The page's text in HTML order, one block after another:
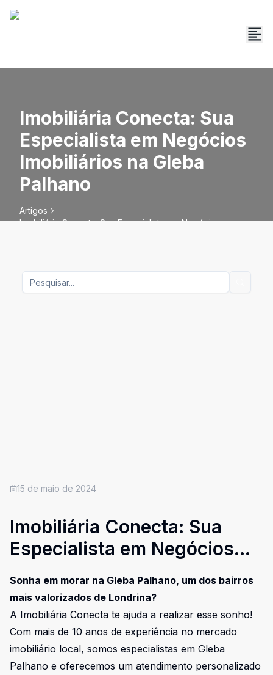
Imobiliária Conecta: Sua
Especialista em Negócios
Imobiliários na Gleba
Palhano
Artigos
Imobiliária Conecta: Sua Especialista em Negócios
15 de maio de 2024
Imobiliária Conecta: Sua
Especialista em Negócios
Palhano
Sonha em morar na Gleba Palhano, um dos bairros
mais valorizados de Londrina?
A Imobiliária Conecta te ajuda a realizar esse sonho!
Com mais de 10 anos de experiência no mercado
imobiliário local, somos especialistas em Gleba
Palhano e oferecemos um atendimento personalizado